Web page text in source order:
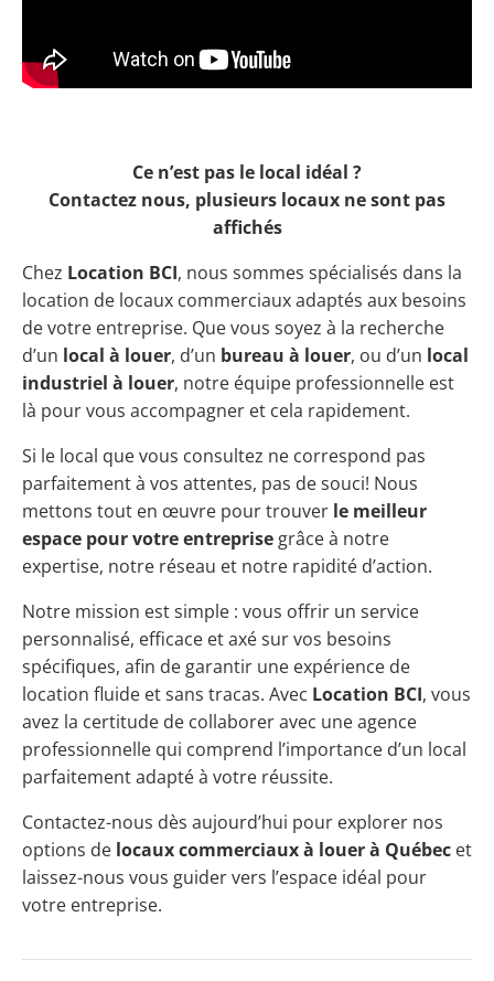
Ce n’est pas le local idéal ?
Contactez nous, plusieurs locaux ne sont pas
affichés
Chez Location BCI, nous sommes spécialisés dans la
location de locaux commerciaux adaptés aux besoins
de votre entreprise. Que vous soyez à la recherche
d’un local à louer, d’un bureau à louer, ou d’un local
industriel à louer, notre équipe professionnelle est
là pour vous accompagner et cela rapidement.
Si le local que vous consultez ne correspond pas
parfaitement à vos attentes, pas de souci! Nous
mettons tout en œuvre pour trouver le meilleur
espace pour votre entreprise grâce à notre
expertise, notre réseau et notre rapidité d’action.
Notre mission est simple : vous offrir un service
personnalisé, efficace et axé sur vos besoins
spécifiques, afin de garantir une expérience de
location fluide et sans tracas. Avec Location BCI, vous
avez la certitude de collaborer avec une agence
professionnelle qui comprend l’importance d’un local
parfaitement adapté à votre réussite.
Contactez-nous dès aujourd’hui pour explorer nos
options de locaux commerciaux à louer à Québec et
laissez-nous vous guider vers l’espace idéal pour
votre entreprise.